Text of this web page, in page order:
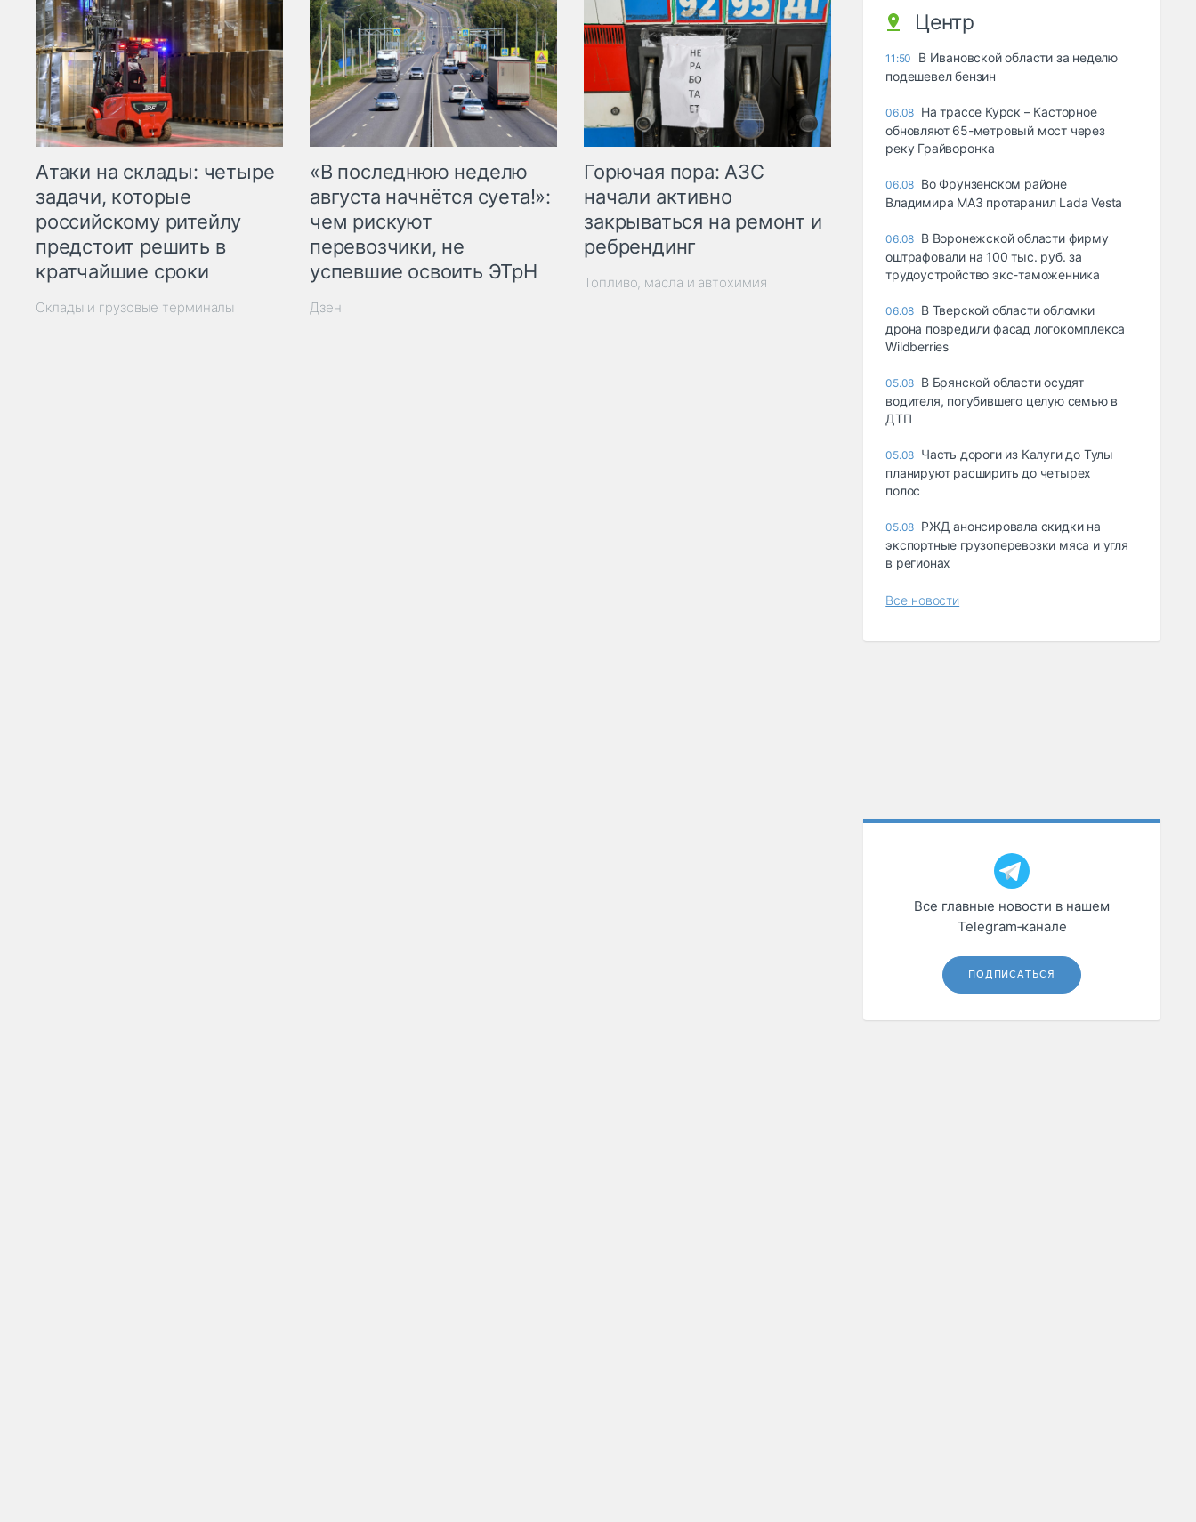
Атаки на склады: четыре
задачи, которые
российскому ритейлу
предстоит решить в
кратчайшие сроки
Склады и грузовые терминалы
«В последнюю неделю
августа начнётся суета!»:
чем рискуют
перевозчики, не
успевшие освоить ЭТрН
Дзен
Горючая пора: АЗС
начали активно
закрываться на ремонт и
ребрендинг
Топливо, масла и автохимия
Центр
11:50
В Ивановской области за неделю
подешевел бензин
06.08 На трассе Курск – Касторное
обновляют 65-метровый мост через
реку Грайворонка
06.08 Во Фрунзенском районе
Владимира МАЗ протаранил Lada Vesta
06.08 В Воронежской области фирму
оштрафовали на 100 тыс. руб. за
трудоустройство экс-таможенника
06.08 В Тверской области обломки
дрона повредили фасад логокомплекса
Wildberries
05.08 В Брянской области осудят
водителя, погубившего целую семью в
ДТП
05.08 Часть дороги из Калуги до Тулы
планируют расширить до четырех
полос
05.08 РЖД анонсировала скидки на
экспортные грузоперевозки мяса и угля
в регионах
Все новости
Все главные новости в нашем
Telegram‑канале
ПОДПИСАТЬСЯ